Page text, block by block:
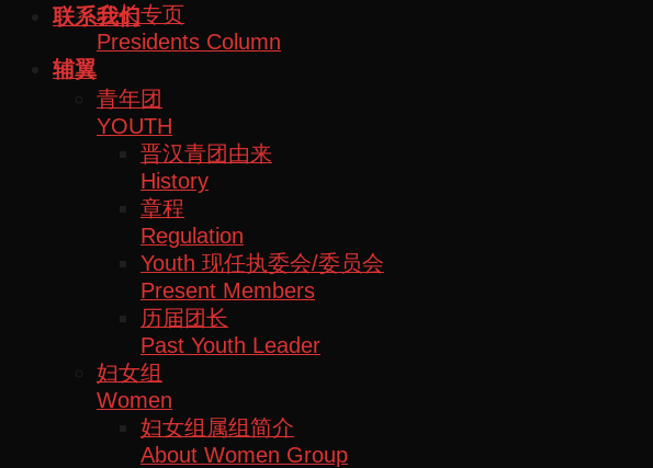
联系我们会长专页
Presidents Column
辅翼
青年团
YOUTH
晋汉青团由来
History
章程
Regulation
Youth 现任执委会/委员会
Present Members
历届团长
Past Youth Leader
妇女组
Women
妇女组属组简介
About Women Group